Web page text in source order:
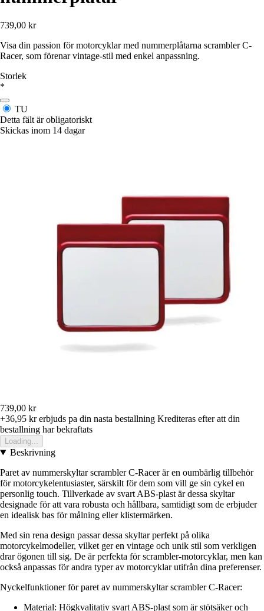
739,00 kr
Visa din passion för motorcyklar med nummerplåtarna scrambler C-
Racer, som förenar vintage-stil med enkel anpassning.
Storlek
*
TU
Detta fält är obligatoriskt
Skickas inom 14 dagar
739,00 kr
+36,95 krerbjuds pa din nasta bestallning Krediteras efter att din
bestallning har bekraftats
Loading...
Beskrivning
Paret av nummerskyltar scrambler C-Racer är en oumbärlig tillbehör
för motorcykelentusiaster, särskilt för dem som vill ge sin cykel en
personlig touch. Tillverkade av svart ABS-plast är dessa skyltar
designade för att vara robusta och hållbara, samtidigt som de erbjuder
en idealisk bas för målning eller klistermärken.
Med sin rena design passar dessa skyltar perfekt på olika
motorcykelmodeller, vilket ger en vintage och unik stil som verkligen
drar ögonen till sig. De är perfekta för scrambler-motorcyklar, men kan
också anpassas för andra typer av motorcyklar utifrån dina preferenser.
Nyckelfunktioner för paret av nummerskyltar scrambler C-Racer:
Material: Högkvalitativ svart ABS-plast som är stötsäker och